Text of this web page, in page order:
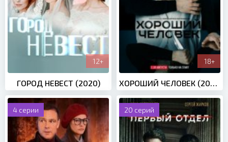
12+
ГОРОД НЕВЕСТ (2020)
18+
ХОРОШИЙ ЧЕЛОВЕК (2020)
4 серии 20 серий